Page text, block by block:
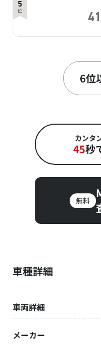
5
位
6位
カンタ
45秒
無料
車種詳細
車両詳細
メーカー